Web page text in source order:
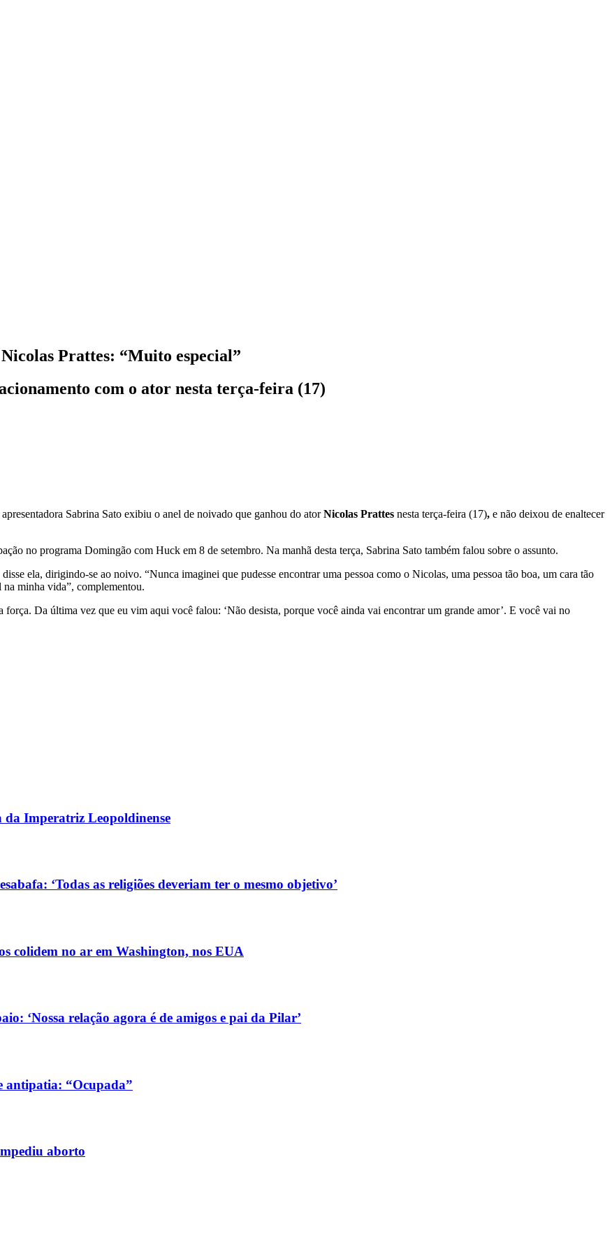
Prattes: “Muito especial”
com o ator nesta terça-feira (17)
Sabrina Sato exibiu o anel de noivado que ganhou do atorNicolas Prattes nesta terça-feira (17), e não deixou de enaltecer
no programa Domingão com Huck em 8 de setembro. Na manhã desta terça, Sabrina Sato também falou sobre o assunto.
ela, dirigindo-se ao noivo. “Nunca imaginei que pudesse encontrar uma pessoa como o Nicolas, uma pessoa tão boa, um cara tão
minha vida”, complementou.
Da última vez que eu vim aqui você falou: ‘Não desista, porque você ainda vai encontrar um grande amor’. E você vai no
da Imperatriz Leopoldinense
‘Todas as religiões deveriam ter o mesmo objetivo’
colidem no ar em Washington, nos EUA
‘Nossa relação agora é de amigos e pai da Pilar’
antipatia: “Ocupada”
aborto